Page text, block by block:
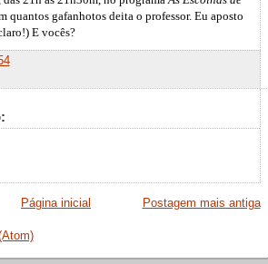
quantos gafanhotos deita o professor. Eu aposto
E vocês?
Postagem mais antiga
Página inicial